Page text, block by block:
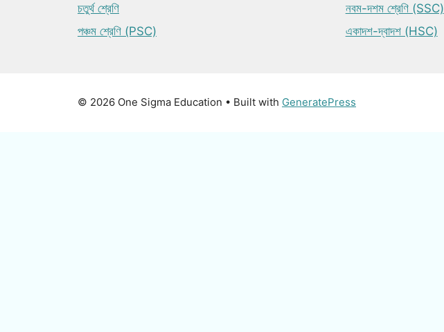
চতুর্থ শ্রেণি
পঞ্চম শ্রেণি (PSC)
নবম-দশম শ্রেণি (SSC)
একাদশ-দ্বাদশ (HSC)
© 2026 One Sigma Education • Built with GeneratePress